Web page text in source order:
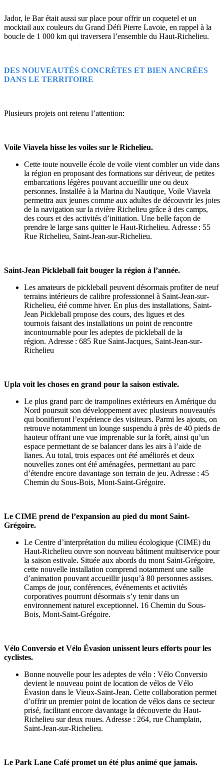
Jador, le Bar était aussi sur place pour offrir un coquetel et un
mocktail aux couleurs du Grand Défi Pierre Lavoie, en rappel à la
boucle de 1 000 km qui traversera l’ensemble du Haut-Richelieu.
DES NOUVEAUTÉS CONCRÈTES ET BIEN ANCRÉES
DANS LE TERRITOIRE
Plusieurs projets ont retenu l’attention:
Voile Viavela hisse les voiles sur le Richelieu.
Cette toute nouvelle école de voile vient combler un vide dans
la région en proposant des formations sur dériveur, de petites
embarcations légères pouvant accueillir une ou deux
personnes. Installée à la Marina du Nautique, Voile Viavela
permettra aux jeunes comme aux adultes de découvrir les joies
de la navigation sur la rivière Richelieu grâce à des camps,
des cours et des activités d’initiation. Une belle façon de
prendre le large sans quitter le Haut-Richelieu. Adresse : 55
Rue Richelieu, Saint-Jean-sur-Richelieu.
Saint-Jean Pickleball fait bouger la région à l’année.
Les amateurs de pickleball peuvent désormais profiter de neuf
terrains intérieurs de calibre professionnel à Saint-Jean-sur-
Richelieu, été comme hiver. En plus des installations, Saint-
Jean Pickleball propose des cours, des ligues et des
tournois faisant des installations un point de rencontre
incontournable pour les adeptes de pickleball de la
région. Adresse : 685 Rue Saint-Jacques, Saint-Jean-sur-
Richelieu
Upla voit les choses en grand pour la saison estivale.
Le plus grand parc de trampolines extérieurs en Amérique du
Nord poursuit son développement avec plusieurs nouveautés
qui bonifieront l’expérience des visiteurs. Parmi les ajouts, on
retrouve notamment un lounge suspendu à près de 40 pieds de
hauteur offrant une vue imprenable sur la forêt, ainsi qu’un
espace permettant de se balancer dans les airs à l’aide de
lianes. Au total, trois espaces ont été améliorés et deux
nouvelles zones ont été aménagées, permettant au parc
d’étendre encore davantage son terrain de jeu. Adresse : 45
Chemin du Sous-Bois, Mont-Saint-Grégoire.
Le CIME prend de l’expansion au pied du mont Saint-
Grégoire.
Le Centre d’interprétation du milieu écologique (CIME) du
Haut-Richelieu ouvre son nouveau bâtiment multiservice pour
la saison estivale. Située aux abords du mont Saint-Grégoire,
cette nouvelle installation comprend notamment une salle
d’animation pouvant accueillir jusqu’à 80 personnes assises.
Camps de jour, conférences, événements et activités
corporatives pourront désormais s’y tenir dans un
environnement naturel exceptionnel. 16 Chemin du Sous-
Bois, Mont-Saint-Grégoire.
Vélo Conversio et Vélo Évasion unissent leurs efforts pour les
cyclistes.
Bonne nouvelle pour les adeptes de vélo : Vélo Conversio
devient le nouveau point de location de vélos de Vélo
Évasion dans le Vieux-Saint-Jean. Cette collaboration permet
d’offrir un premier point de location de vélos dans ce secteur
prisé, facilitant encore davantage la découverte du Haut-
Richelieu sur deux roues. Adresse : 264, rue Champlain,
Saint-Jean-sur-Richelieu.
Le Park Lane Café promet un été plus animé que jamais.